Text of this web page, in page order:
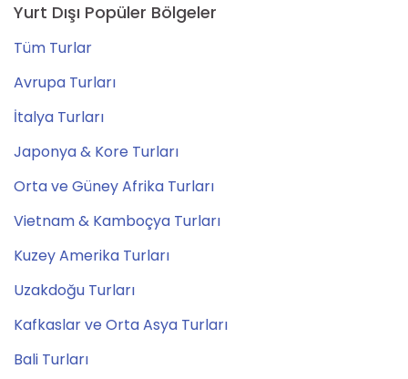
Yurt Dışı Popüler Bölgeler
Tüm Turlar
Avrupa Turları
İtalya Turları
Japonya & Kore Turları
Orta ve Güney Afrika Turları
Vietnam & Kamboçya Turları
Kuzey Amerika Turları
Uzakdoğu Turları
Kafkaslar ve Orta Asya Turları
Bali Turları